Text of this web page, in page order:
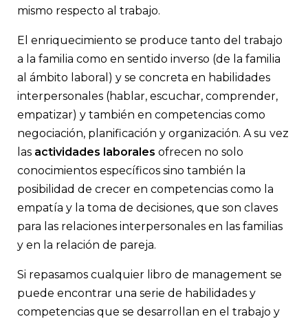
mismo respecto al trabajo.
El enriquecimiento se produce tanto del trabajo
a la familia como en sentido inverso (de la familia
al ámbito laboral) y se concreta en habilidades
interpersonales (hablar, escuchar, comprender,
empatizar) y también en competencias como
negociación, planificación y organización. A su vez
las actividades laborales ofrecen no solo
conocimientos específicos sino también la
posibilidad de crecer en competencias como la
empatía y la toma de decisiones, que son claves
para las relaciones interpersonales en las familias
y en la relación de pareja.
Si repasamos cualquier libro de management se
puede encontrar una serie de habilidades y
competencias que se desarrollan en el trabajo y